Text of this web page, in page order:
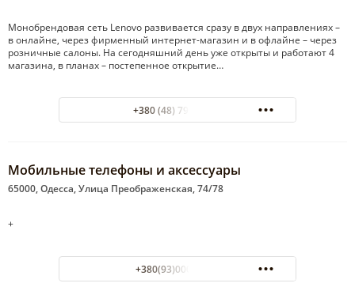
Монобрендовая сеть Lenovo развивается сразу в двух направлениях –
в онлайне, через фирменный интернет-магазин и в офлайне – через
розничные салоны. На сегодняшний день уже открыты и работают 4
магазина, в планах – постепенное открытие…
+380 (48) 796-52-60
Мобильные телефоны и аксессуары
65000, Одесса, Улица Преображенская, 74/78
+
+380(93)000-55-66